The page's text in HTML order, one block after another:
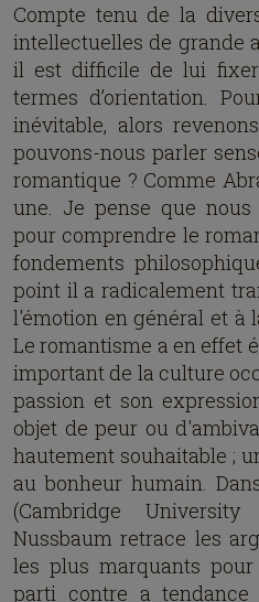
Compte tenu de la
intellectuelles de grande
il est difficile de lui
termes d’orientation.
inévitable, alors
pouvons-nous parler
romantique ? Comme
une. Je pense que
pour comprendre le
fondements
point il a radicalement
l'émotion en général et à
Le romantisme a en effet
important de la culture
passion et son
objet de peur ou
hautement souhaitable ;
au bonheur humain.
(Cambridge
Nussbaum retrace les
les plus marquants
parti contre a